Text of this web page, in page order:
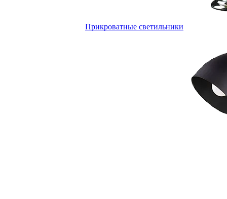
Прикроватные светильники